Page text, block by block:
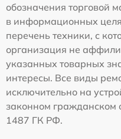
обозначения торговой
в информационных
перечень техники, с
организация не
указанных товарных
интересы. Все виды
исключительно на
законном гражданском
1487 ГК РФ.